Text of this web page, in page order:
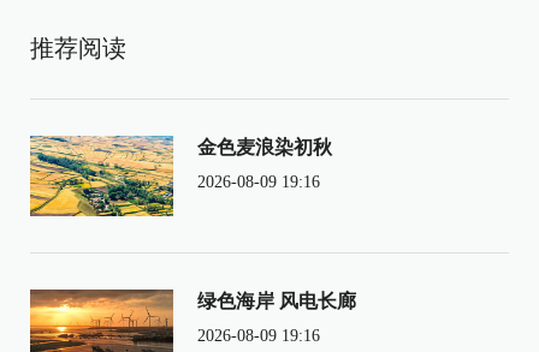
推荐阅读
金色麦浪染初秋
2026-08-09 19:16
绿色海岸 风电长廊
2026-08-09 19:16